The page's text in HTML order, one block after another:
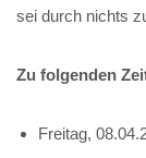
sei durch nichts
Zu folgenden
Freitag,